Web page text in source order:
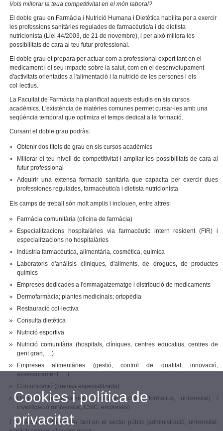
Vols millorar la teua competitivitat en el món laboral?
El doble grau en Farmàcia i Nutrició Humana i Dietètica habilita per a exercir
les professions sanitàries regulades de farmacèutic/a i de dietista
nutricionista (Llei 44/2003, de 21 de novembre), i per això millora les
possibilitats de cara al teu futur professional.
El doble grau et prepara per actuar com a professional expert tant en el
medicament i el seu impacte sobre la salut, com en el desenvolupament
d'activitats orientades a l'alimentació i la nutrició de les persones i els
col·lectius.
La Facultat de Farmàcia ha planificat aquests estudis en sis cursos
acadèmics. L'existència de matèries comunes permet cursar-les amb una
seqüència temporal que optimiza el temps dedicat a la formació.
Cursant el doble grau podràs:
Obtenir dos títols de grau en sis cursos acadèmics
Millorar el teu nivell de competitivitat i ampliar les possibilitats de cara al
futur professional
Adquirir una extensa formació sanitària que capacita per exercir dues
professiones regulades, farmacèutic/a i dietista nutricionista
Els camps de treball són molt amplis i inclouen, entre altres:
Farmàcia comunitària (oficina de farmàcia)
Especialitzacions hospitalàries via farmacèutic intern resident (FIR) i
especialitzacions no hospitalàries
Indústria farmacèutica, alimentària, cosmètica, química
Laboratoris d'anàlisis clíniques, d'aliments, de drogues, de productes
químics
Empreses dedicades a l'emmagatzematge i distribució de medicaments
Dermofarmàcia; plantes medicinals; ortopèdia
Restauració col·lectiva
Consulta dietètica
Nutrició esportiva
Nutrició comunitària (hospitals, clíniques, centres educatius, centres de
gent gran, …)
Empreses alimentàries (gestió, control de qualitat, innovació,
assessorament, …)
Comunicació (premsa especialitzada)
Docència (ensenyament secundari, cicles formatius, universitat) i
investigació (universitat, CSIC, empreses)
I tot això es pot realitzar tant en el sector públic (administració, universitat,
Cookies i política de
privacitat